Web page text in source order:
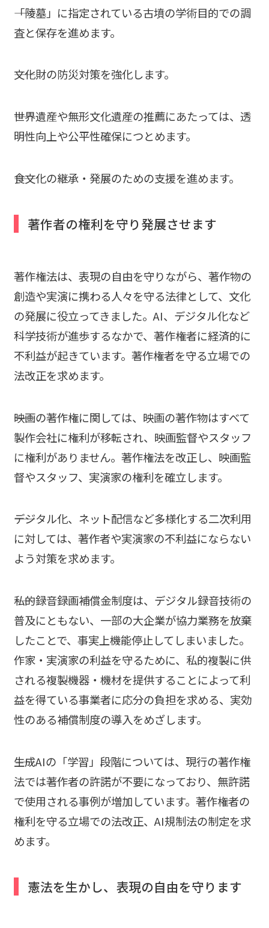
――「陵墓」に指定されている古墳の学術目的での調
査と保存を進めます。
――文化財の防災対策を強化します。
――世界遺産や無形文化遺産の推薦にあたっては、透
明性向上や公平性確保につとめます。
――食文化の継承・発展のための支援を進めます。
著作者の権利を守り発展させます
著作権法は、表現の自由を守りながら、著作物の
創造や実演に携わる人々を守る法律として、文化
の発展に役立ってきました。AI、デジタル化など
科学技術が進歩するなかで、著作権者に経済的に
不利益が起きています。著作権者を守る立場での
法改正を求めます。
――映画の著作権に関しては、映画の著作物はすべて
製作会社に権利が移転され、映画監督やスタッフ
に権利がありません。著作権法を改正し、映画監
督やスタッフ、実演家の権利を確立します。
――デジタル化、ネット配信など多様化する二次利用
に対しては、著作者や実演家の不利益にならない
よう対策を求めます。
――私的録音録画補償金制度は、デジタル録音技術の
普及にともない、一部の大企業が協力業務を放棄
したことで、事実上機能停止してしまいました。
作家・実演家の利益を守るために、私的複製に供
される複製機器・機材を提供することによって利
益を得ている事業者に応分の負担を求める、実効
性のある補償制度の導入をめざします。
――生成AIの「学習」段階については、現行の著作権
法では著作者の許諾が不要になっており、無許諾
で使用される事例が増加しています。著作権者の
権利を守る立場での法改正、AI規制法の制定を求
めます。
憲法を生かし、表現の自由を守ります